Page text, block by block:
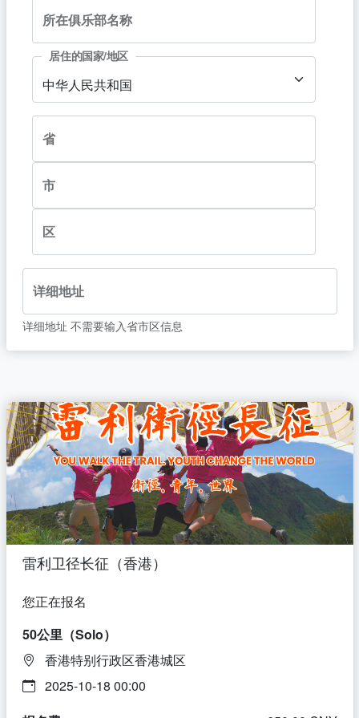
所在俱乐部名称
中华人民共和国
居住的国家/地区
省
市
区
详细地址
详细地址 不需要输入省市区信息
雷利卫径长征（香港）
您正在报名
50公里（Solo）
香港特别行政区香港城区
2025-10-18 00:00